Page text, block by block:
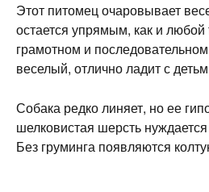
Этот питомец очаровывает
остается упрямым, как и
грамотном и
веселый, отлично ладит с
Собака редко линяет, но ее
шелковистая шерсть
Без груминга появляются